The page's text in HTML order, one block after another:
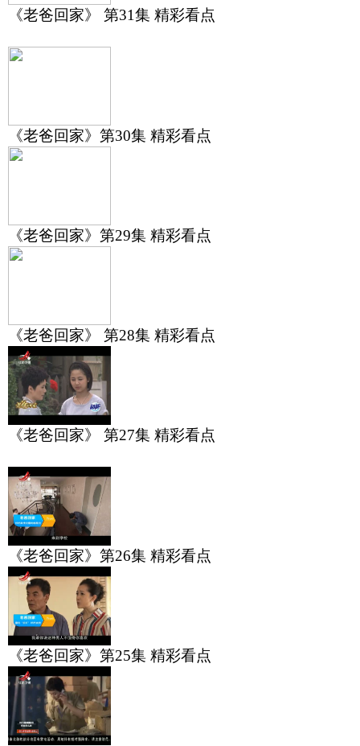
《老爸回家》 第31集 精彩看点
《老爸回家》第30集 精彩看点
《老爸回家》第29集 精彩看点
《老爸回家》 第28集 精彩看点
《老爸回家》 第27集 精彩看点
《老爸回家》第26集 精彩看点
《老爸回家》第25集 精彩看点